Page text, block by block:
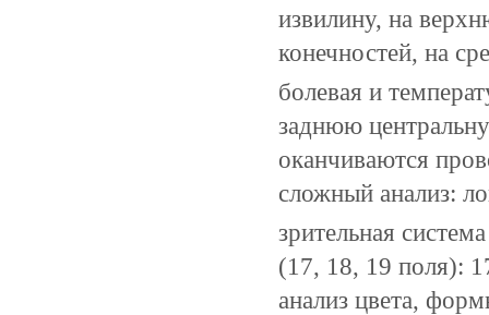
извилину, на
конечностей, на
болевая и
заднюю
оканчиваются
сложный анализ:
зрительная
(17, 18, 19 поля):
анализ цвета,